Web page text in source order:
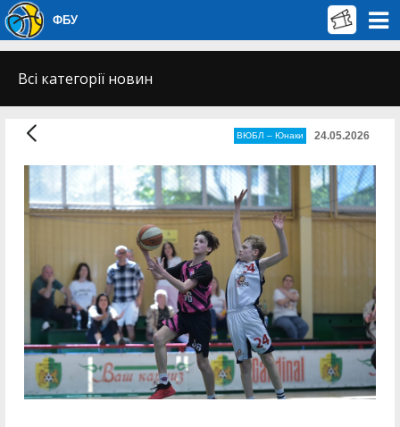
ФБУ
Всі категорії новин
ВЮБЛ – Юнаки 24.05.2026